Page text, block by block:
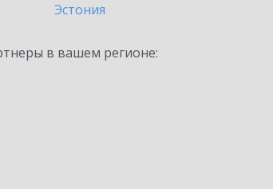
Эстония
в вашем регионе: